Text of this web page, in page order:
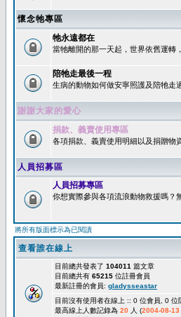
懷念牠專區
牠永遠都在
當牠離開的那一天起，世界依舊運轉
陪牠走最後一程
生病的動物如何做安寧照護及陪牠走
謝謝大家的愛心
捐款、義賣使用專區
各項捐款、義賣使用明細以及捐贈物
人員招募區
人員招募專區
你想實際參與各項流浪動物救援嗎？
將所有版面標示為已閱讀
查看誰在線上
目前總共發表了 104011 篇文章
目前總共有 65215 位註冊會員
最新註冊的會員: gladysseastar
目前沒有使用者在線上 :: 0 位會員, 0
最高線上人數記錄為 20 人 (2004-08-